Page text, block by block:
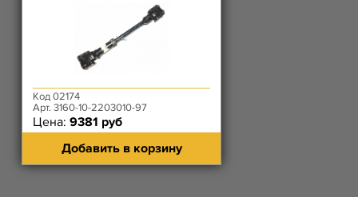
Код 02174
Арт. 3160-10-2203010-97
Цена: 9381 руб
Добавить в корзину